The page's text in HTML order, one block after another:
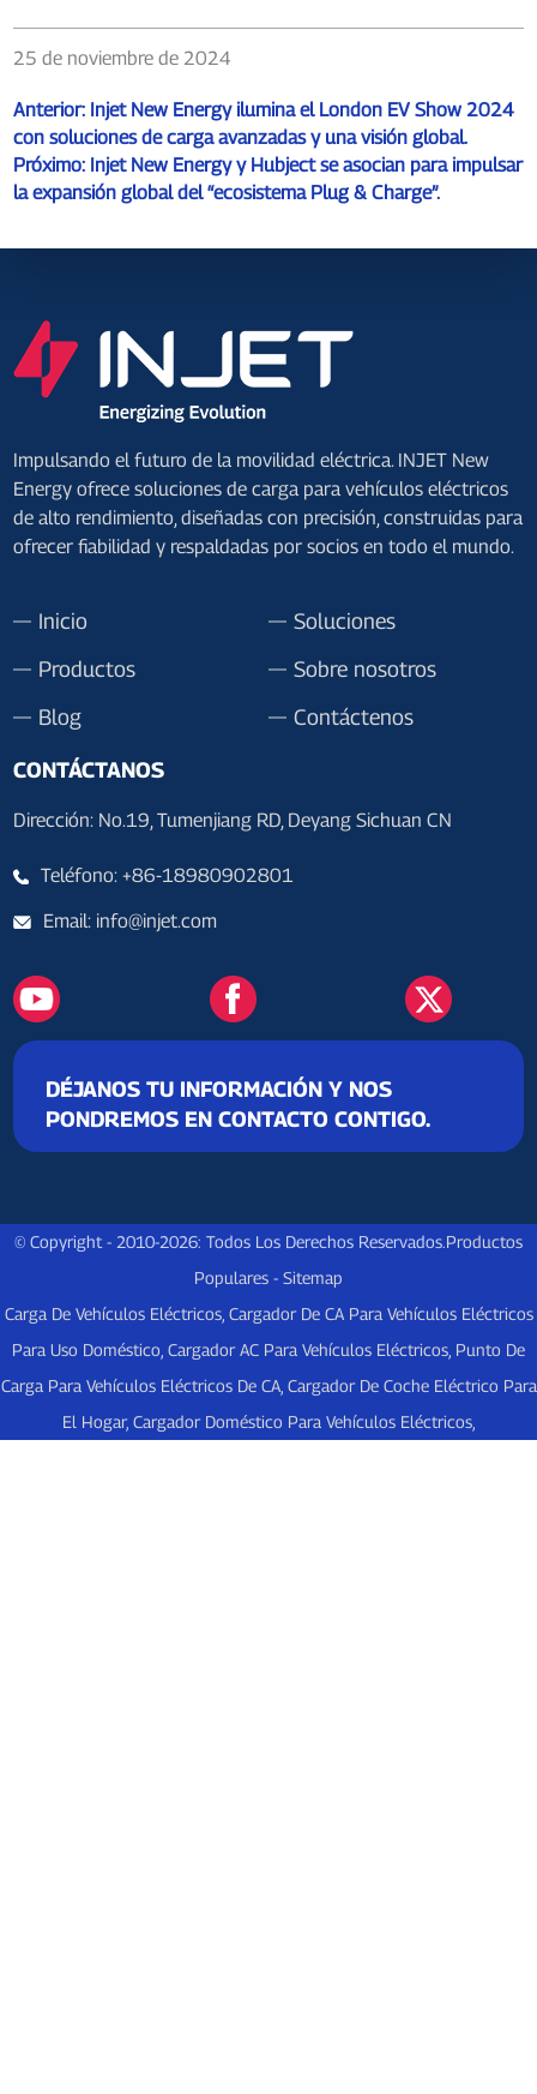
25 de noviembre de 2024
Anterior: Injet New Energy ilumina el London EV Show 2024
con soluciones de carga avanzadas y una visión global.
Próximo: Injet New Energy y Hubject se asocian para impulsar
la expansión global del “ecosistema Plug & Charge”.
Impulsando el futuro de la movilidad eléctrica. INJET New
Energy ofrece soluciones de carga para vehículos eléctricos
de alto rendimiento, diseñadas con precisión, construidas para
ofrecer fiabilidad y respaldadas por socios en todo el mundo.
Inicio
Soluciones
Productos
Sobre nosotros
Blog
Contáctenos
CONTÁCTANOS
Dirección: No.19, Tumenjiang RD, Deyang Sichuan CN
Teléfono: +86-18980902801
Email: info@injet.com
DÉJANOS TU INFORMACIÓN Y NOS
PONDREMOS EN CONTACTO CONTIGO.
© Copyright - 2010-2026: Todos Los Derechos Reservados.Productos
Populares - Sitemap
Carga De Vehículos Eléctricos, Cargador De CA Para Vehículos Eléctricos
Para Uso Doméstico Cargador AC Para Vehículos Eléctricos Punto De
Carga Para Vehículos Eléctricos De CA, Cargador De Coche Eléctrico Para
El Hogar, Cargador Doméstico Para Vehículos Eléctricos,